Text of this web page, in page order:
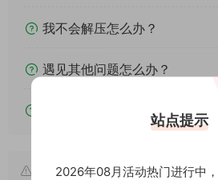
我不会解压怎么办？
遇见其他问题怎么办？
该资源能搬运分享吗？
本文资源仅供个人参考学习，
站点提示
2026年08月活动热门进行中